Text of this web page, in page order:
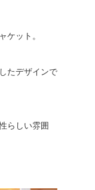
ケット。
たデザインで
らしい雰囲